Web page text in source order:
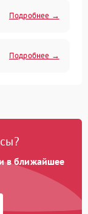
Подробнее →
Подробнее →
Подробнее →
в ближайшее